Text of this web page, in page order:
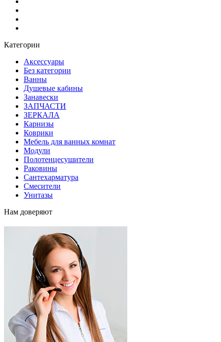
Категории
Аксессуары
Без категории
Ванны
Душевые кабины
Занавески
ЗАПЧАСТИ
ЗЕРКАЛА
Карнизы
Коврики
Мебель для ванных комнат
Модули
Полотенцесушители
Раковины
Сантехарматура
Смесители
Унитазы
Нам доверяют